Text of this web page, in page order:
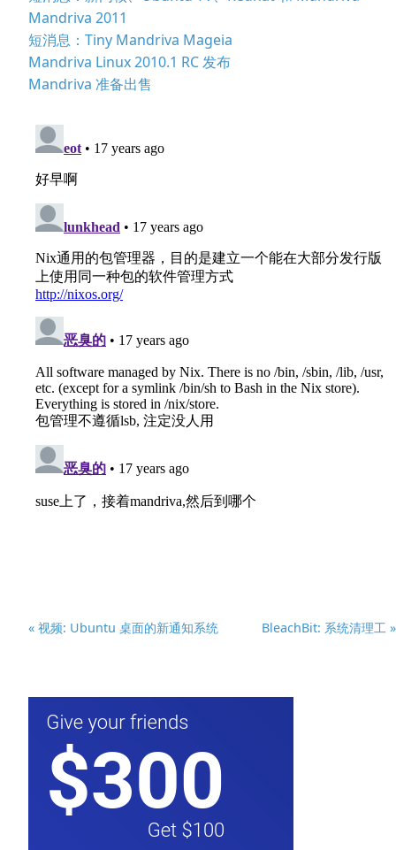
Mandriva 2011
短消息：Tiny Mandriva Mageia
Mandriva Linux 2010.1 RC 发布
Mandriva 准备出售
« 视频: Ubuntu 桌面的新通知系统 BleachBit: 系统清理工 »